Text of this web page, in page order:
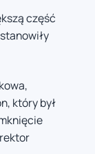
część
który był